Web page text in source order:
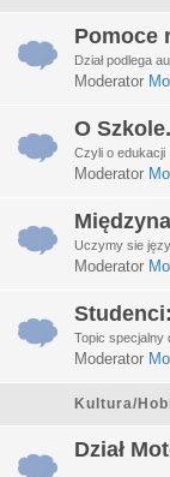
Pomoce
Dział podlega
Moderator
O
Czyli o edukacji
Moderator
Uczymy sie
Moderator
Topic specjalny
Moderator
Kultura/
Dział